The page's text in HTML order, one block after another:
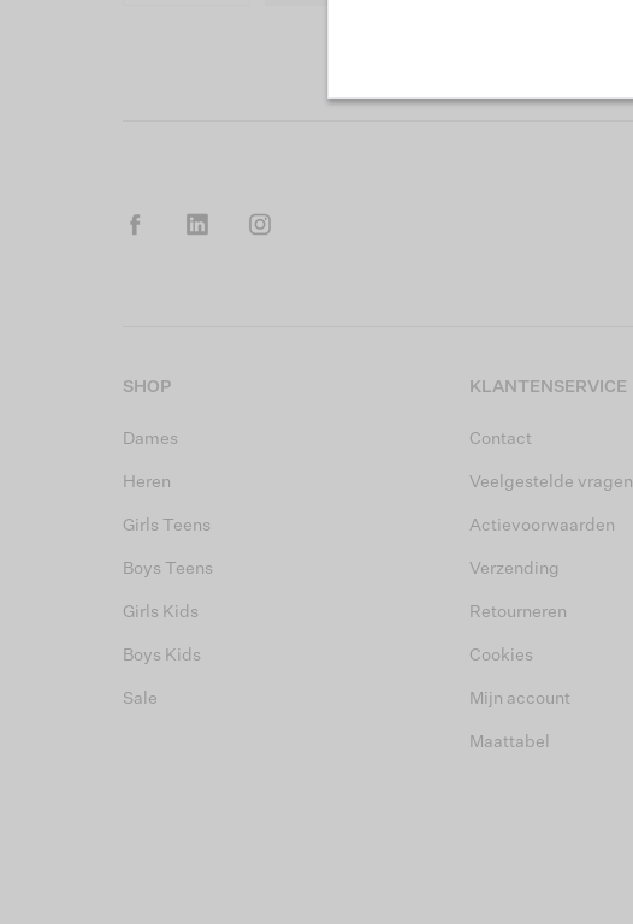
SHOP
Dames
Heren
Girls Teens
Boys Teens
Girls Kids
Boys Kids
Sale
KLANTENSERVICE
Contact
Veelgestelde vragen
Actievoorwaarden
Verzending
Retourneren
Cookies
Mijn account
Maattabel